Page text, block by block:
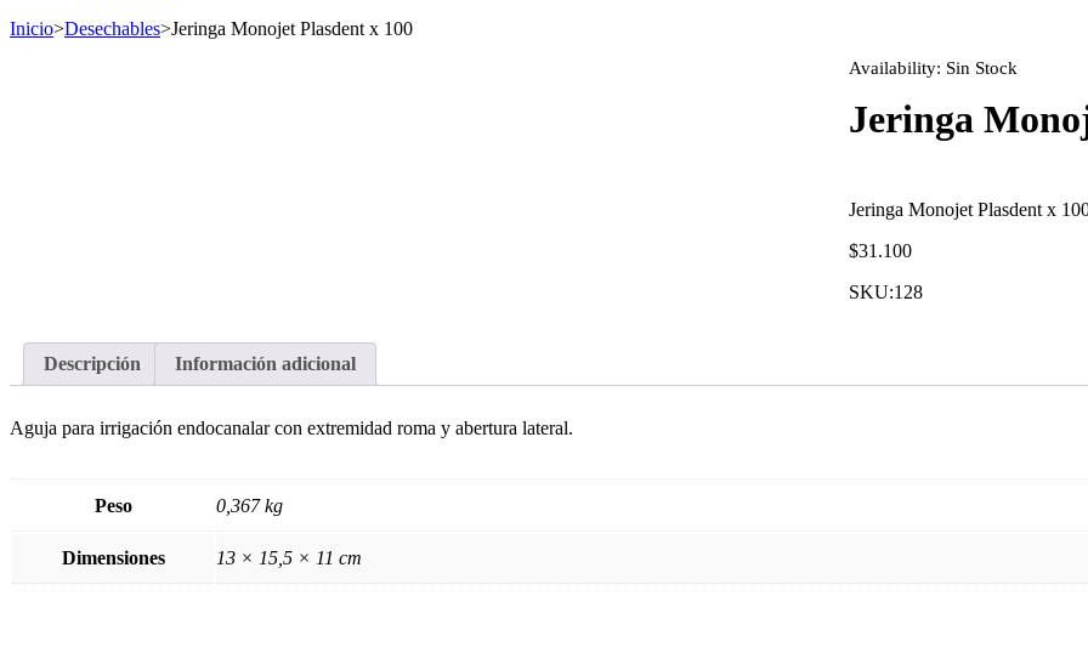
Inicio>Desechables>Jeringa Monojet Plasdent x 100
Availability: Sin Stock
Jeringa
Jeringa Monojet Plasdent x
$31.100
SKU:128
Descripción Información adicional
Aguja para irrigación endocanalar con extremidad roma y abertura lateral.
Peso 0,367 kg
Dimensiones 13 × 15,5 × 11 cm